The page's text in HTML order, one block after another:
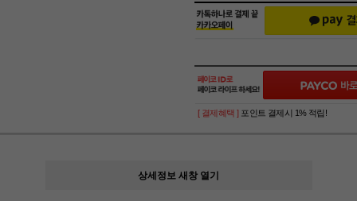
[ 결제혜택 ] 포인트 결제시 1% 적립!
상세정보 새창 열기